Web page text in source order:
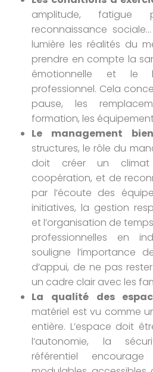
amplitude, fatigue
reconnaissance
lumière les réalités du
prendre en compte la
émotionnelle et le
professionnel. Cela
pause, les
formation, les
Le management
structures, le rôle du
doit créer un
coopération, et de
par l’écoute des
initiatives, la gestion
et l’organisation de
professionnelles en
souligne l’importance
d’appui, de ne pas
un cadre clair avec les
La qualité des
matériel est vu comme
entière. L’espace doit
l’autonomie, la
référentiel